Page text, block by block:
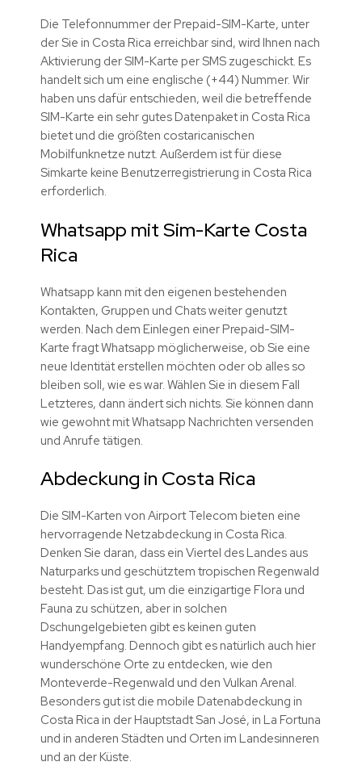
Die Telefonnummer der Prepaid-SIM-Karte, unter
der Sie in Costa Rica erreichbar sind, wird Ihnen nach
Aktivierung der SIM-Karte per SMS zugeschickt. Es
handelt sich um eine englische (+44) Nummer. Wir
haben uns dafür entschieden, weil die betreffende
SIM-Karte ein sehr gutes Datenpaket in Costa Rica
bietet und die größten costaricanischen
Mobilfunknetze nutzt. Außerdem ist für diese
Simkarte keine Benutzerregistrierung in Costa Rica
erforderlich.
Whatsapp mit Sim-Karte Costa
Rica
Whatsapp kann mit den eigenen bestehenden
Kontakten, Gruppen und Chats weiter genutzt
werden. Nach dem Einlegen einer Prepaid-SIM-
Karte fragt Whatsapp möglicherweise, ob Sie eine
neue Identität erstellen möchten oder ob alles so
bleiben soll, wie es war. Wählen Sie in diesem Fall
Letzteres, dann ändert sich nichts. Sie können dann
wie gewohnt mit Whatsapp Nachrichten versenden
und Anrufe tätigen.
Abdeckung in Costa Rica
Die SIM-Karten von Airport Telecom bieten eine
hervorragende Netzabdeckung in Costa Rica.
Denken Sie daran, dass ein Viertel des Landes aus
Naturparks und geschütztem tropischen Regenwald
besteht. Das ist gut, um die einzigartige Flora und
Fauna zu schützen, aber in solchen
Dschungelgebieten gibt es keinen guten
Handyempfang. Dennoch gibt es natürlich auch hier
wunderschöne Orte zu entdecken, wie den
Monteverde-Regenwald und den Vulkan Arenal.
Besonders gut ist die mobile Datenabdeckung in
Costa Rica in der Hauptstadt San José, in La Fortuna
und in anderen Städten und Orten im Landesinneren
und an der Küste.